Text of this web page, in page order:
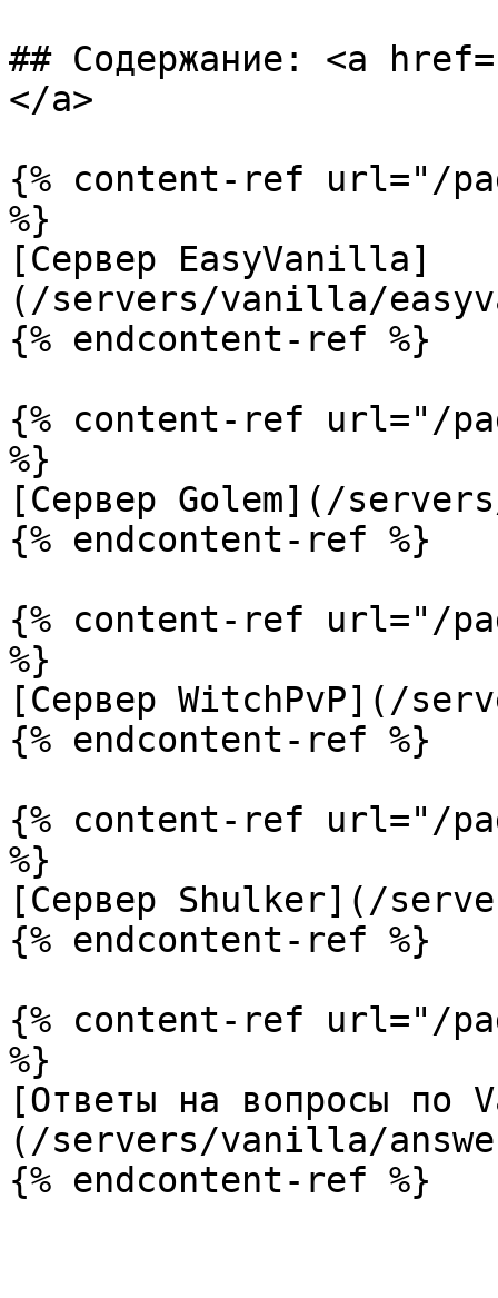
## Содержание: <a
</a>
{% content-ref url="/
%}
[Сервер EasyVanilla]
(/servers/vanilla/
{% endcontent-ref %}
{% content-ref url="/
%}
[Сервер Golem](/
{% endcontent-ref %}
{% content-ref url="/
%}
[Сервер WitchPvP](/
{% endcontent-ref %}
{% content-ref url="/
%}
[Сервер Shulker](/
{% endcontent-ref %}
{% content-ref url="/
%}
[Ответы на вопросы
(/servers/vanilla/